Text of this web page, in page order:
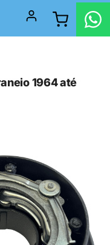
1964 até